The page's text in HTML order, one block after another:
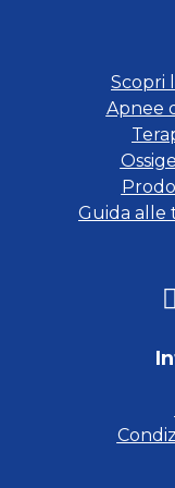
Scopri
Apnee
Guida alle